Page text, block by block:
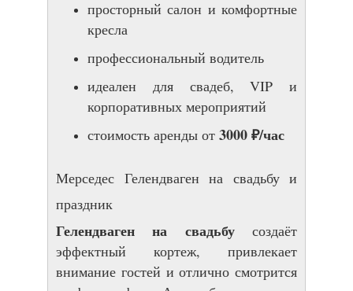
просторный салон и комфортные
кресла
профессиональный водитель
идеален для свадеб, VIP и
корпоративных мероприятий
стоимость аренды от 3000 ₽/час
Мерседес Гелендваген на свадьбу и
праздник
Гелендваген на свадьбусоздаёт
эффектный кортеж, привлекает
внимание гостей и отлично смотрится